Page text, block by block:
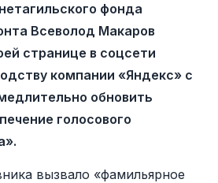
фонда
Всеволод Макаров
странице в соцсети
компании «Яндекс» с
обновить
голосового
вызвало «фамильярное